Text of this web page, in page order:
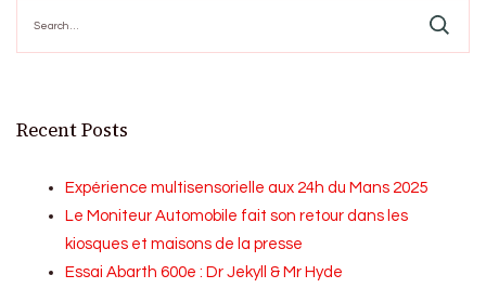
for:
Recent Posts
Expérience multisensorielle aux 24h du Mans 2025
Le Moniteur Automobile fait son retour dans les
kiosques et maisons de la presse
Essai Abarth 600e : Dr Jekyll & Mr Hyde